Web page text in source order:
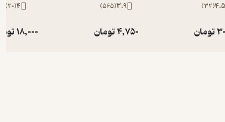
4.5
(
32
)
تومان
3.9
(
565
)
4,750تومان
4
(
20
)
18,000